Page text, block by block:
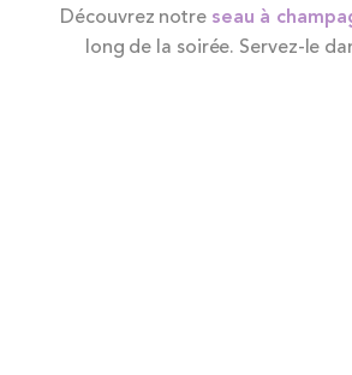
Découvrez notre seau à
long de la soirée. Servez-le